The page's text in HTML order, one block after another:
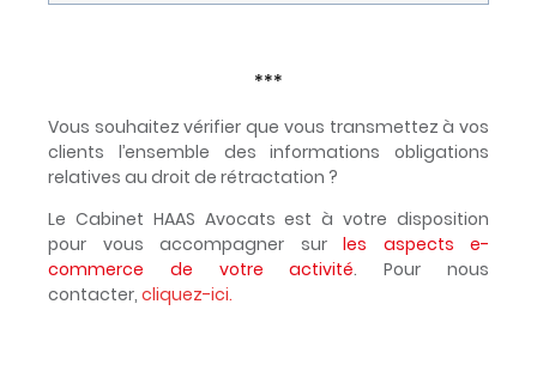
***
Vous souhaitez vérifier que vous transmettez à vos
clients l’ensemble des informations obligations
relatives au droit de rétractation ?
Le Cabinet HAAS Avocats est à votre disposition
pour vous accompagner sur les aspects e-
commerce de votre activité. Pour nous
contacter, cliquez-ici.